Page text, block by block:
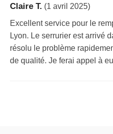
Claire T. (1 avril 2025)
Excellent service pour le
Lyon. Le serrurier est arrivé
résolu le problème
de qualité. Je ferai appel à